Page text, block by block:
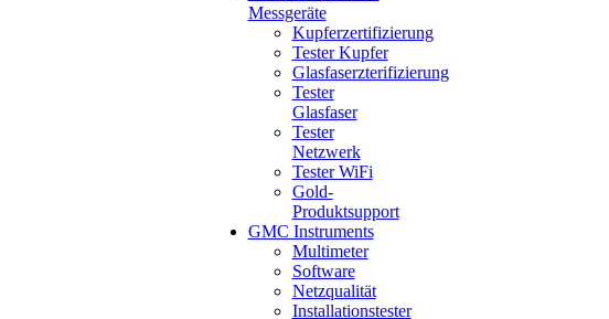
Messgeräte
Kupferzertifizierung
Tester Kupfer
Glasfaserzterifizierung
Tester
Glasfaser
Tester
Netzwerk
Tester WiFi
Gold-
Produktsupport
GMC Instruments
Multimeter
Software
Netzqualität
Installationstester